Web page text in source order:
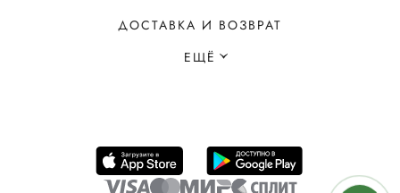
ДОСТАВКА И ВОЗВРАТ
ЕЩЁ